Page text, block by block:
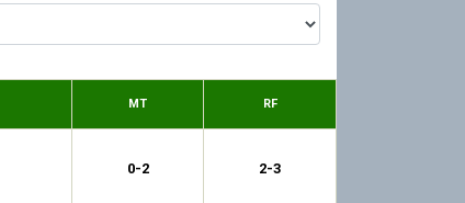
MT RF
0-2 2-3